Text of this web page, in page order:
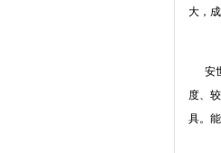
大，
安世
度、
具。